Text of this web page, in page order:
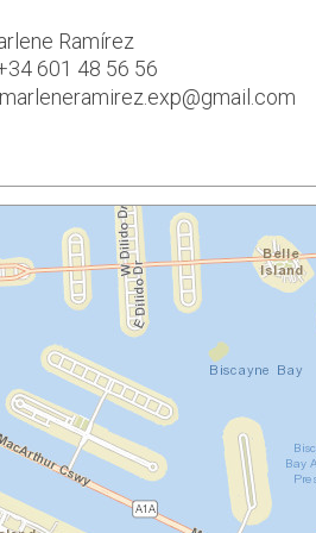
Ramírez
601 48 56 56